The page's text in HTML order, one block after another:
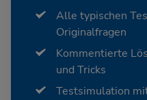
Alle typischen
Originalfragen
Kommentierte
und Tricks
Testsimulation